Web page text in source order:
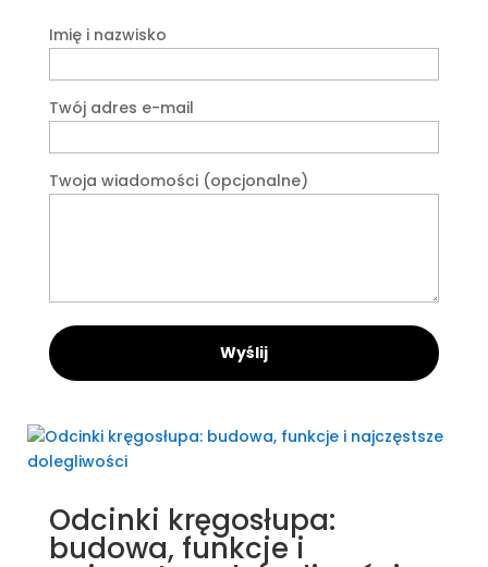
Imię i nazwisko
Twój adres e-mail
Twoja wiadomości (opcjonalne)
Odcinki kręgosłupa:
budowa, funkcje i